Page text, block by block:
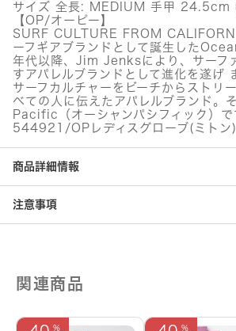
個
サイズ 全長: MEDIUM 手甲
【OP/オーピー】
SURF CULTURE FROM
ーフギアブランドとして誕生した
年代以降、Jim Jenksにより、サーフ
すアパレルブランドとして進化を遂げ
サーフカルチャーをビーチからストリ
べての人に伝えたアパレルブランド。
Pacific（オーシャンパシフィック）で
544921/OPレディスグローブ(ミトン)
商品詳細情報
注意事項
関連商品